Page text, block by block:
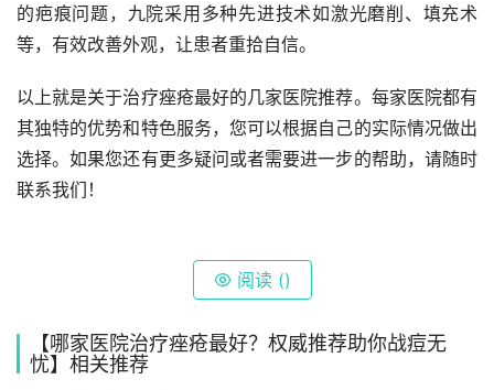
的疤痕问题，九院采用多种先进技术如激光磨削、填充术
等，有效改善外观，让患者重拾自信。
以上就是关于治疗痤疮最好的几家医院推荐。每家医院都有
其独特的优势和特色服务，您可以根据自己的实际情况做出
选择。如果您还有更多疑问或者需要进一步的帮助，请随时
联系我们！
阅读 ()
【哪家医院治疗痤疮最好？权威推荐助你战痘无
忧】相关推荐